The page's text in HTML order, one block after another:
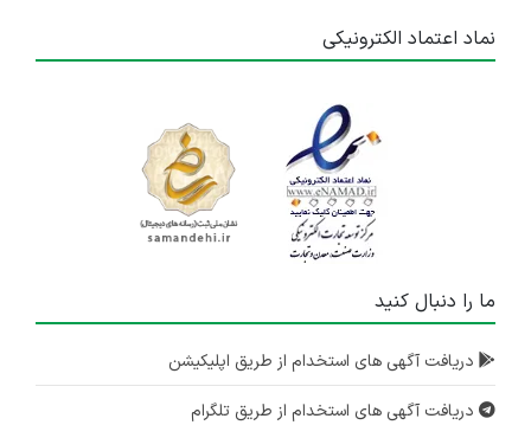
نماد اعتماد الکترونیکی
ما را دنبال کنید
دریافت آگهی های استخدام از طریق اپلیکیشن
دریافت آگهی های استخدام از طریق تلگرام